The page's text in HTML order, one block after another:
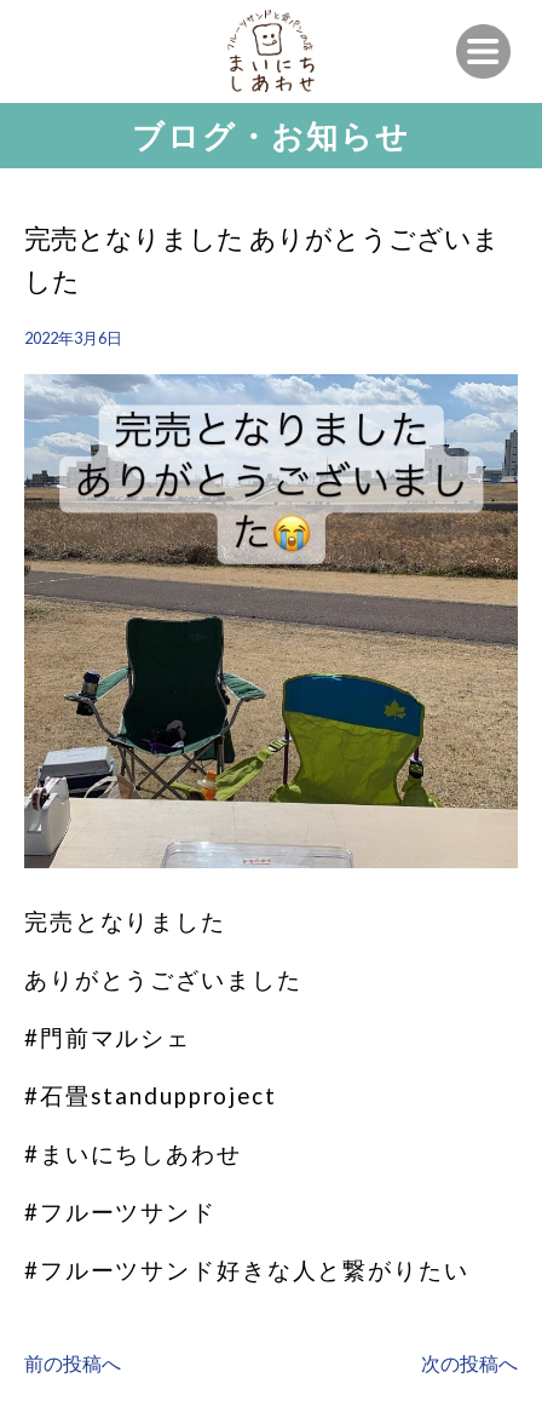
ブログ・お知らせ
完売となりました ありがとうございま
した
2022年3月6日
完売となりました
ありがとうございました
#門前マルシェ
#石畳standupproject
#まいにちしあわせ
#フルーツサンド
#フルーツサンド好きな人と繋がりたい
前の投稿へ 次の投稿へ